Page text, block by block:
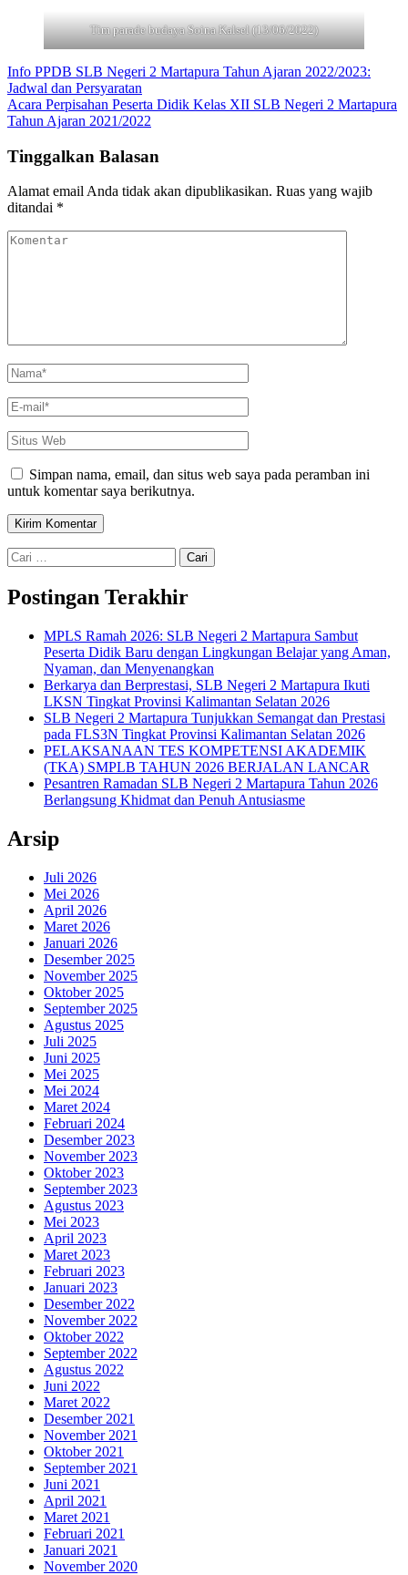
Tim parade budaya Soina Kalsel (13/06/2022)
Navigasi
pos
Info PPDB SLB Negeri 2 Martapura Tahun Ajaran 2022/2023:
Jadwal dan Persyaratan
Acara Perpisahan Peserta Didik Kelas XII SLB Negeri 2 Martapura
Tahun Ajaran 2021/2022
Tinggalkan Balasan
Alamat email Anda tidak akan dipublikasikan. Ruas yang wajib
ditandai *
Komentar
Nama*
E-
mail*
Situs
Web
Simpan nama, email, dan situs web saya pada peramban ini
untuk komentar saya berikutnya.
Cari
untuk:
Postingan Terakhir
MPLS Ramah 2026: SLB Negeri 2 Martapura Sambut
Peserta Didik Baru dengan Lingkungan Belajar yang Aman,
Nyaman, dan Menyenangkan
Berkarya dan Berprestasi, SLB Negeri 2 Martapura Ikuti
LKSN Tingkat Provinsi Kalimantan Selatan 2026
SLB Negeri 2 Martapura Tunjukkan Semangat dan Prestasi
pada FLS3N Tingkat Provinsi Kalimantan Selatan 2026
PELAKSANAAN TES KOMPETENSI AKADEMIK
(TKA) SMPLB TAHUN 2026 BERJALAN LANCAR
Pesantren Ramadan SLB Negeri 2 Martapura Tahun 2026
Berlangsung Khidmat dan Penuh Antusiasme
Arsip
Juli 2026
Mei 2026
April 2026
Maret 2026
Januari 2026
Desember 2025
November 2025
Oktober 2025
September 2025
Agustus 2025
Juli 2025
Juni 2025
Mei 2025
Mei 2024
Maret 2024
Februari 2024
Desember 2023
November 2023
Oktober 2023
September 2023
Agustus 2023
Mei 2023
April 2023
Maret 2023
Februari 2023
Januari 2023
Desember 2022
November 2022
Oktober 2022
September 2022
Agustus 2022
Juni 2022
Maret 2022
Desember 2021
November 2021
Oktober 2021
September 2021
Juni 2021
April 2021
Maret 2021
Februari 2021
Januari 2021
November 2020